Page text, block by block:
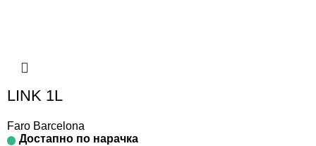
LINK 1L
Faro Barcelona
Достапно по нарачка